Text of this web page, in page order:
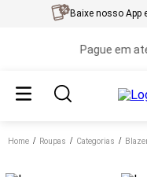
Baixe nosso App
Pague em até
Home roupas categorias